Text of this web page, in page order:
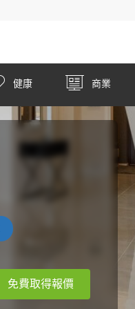
健康 商業
免費取得報價